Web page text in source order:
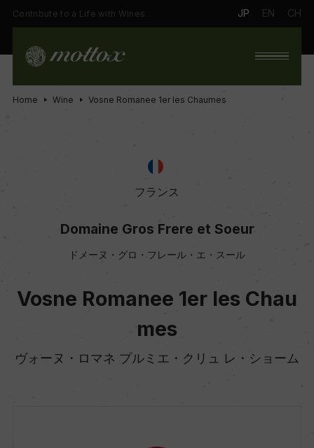
Contribute to a Life with Wines. JP EN CH
Home Wine Vosne Romanee 1er les Chaumes
フランス
Domaine Gros Frere et Soeur
ドメーヌ・グロ・フレール・エ・スール
Vosne Romanee 1er les Chau
mes
ヴォーヌ・ロマネ プルミエ・クリュ レ・ショーム